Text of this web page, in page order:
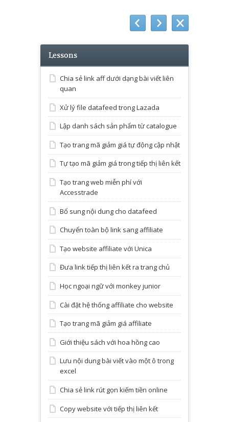
Lessons
Chia sẻ link aff dưới dạng bài viết liên
quan
Xử lý file datafeed trong Lazada
Lập danh sách sản phẩm từ catalogue
Tạo trang mã giảm giá tự động cập nhật
Tự tạo mã giảm giá trong tiếp thị liên kết
Tạo trang web miễn phí với
Accesstrade
Bổ sung nội dung cho datafeed
Chuyển toàn bộ link sang affiliate
Tạo website affiliate với Unica
Đưa link tiếp thị liên kết ra trang chủ
Học ngoại ngữ với monkey junior
Cài đặt hệ thống affiliate cho website
Tạo trang mã giảm giá affiliate
Giới thiệu sách với hoa hồng cao
Lưu nội dung bài viết vào một ô trong
excel
Chia sẻ link rút gọn kiếm tiền online
Copy website với tiếp thị liên kết